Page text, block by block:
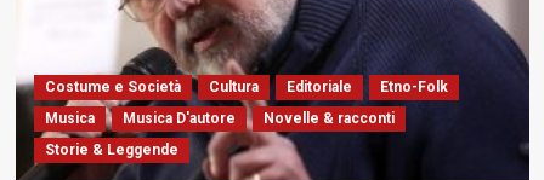
Costume e Società Cultura Editoriale
Etno-Folk
Musica
Musica D'autore
Novelle & racconti
Storie & Leggende